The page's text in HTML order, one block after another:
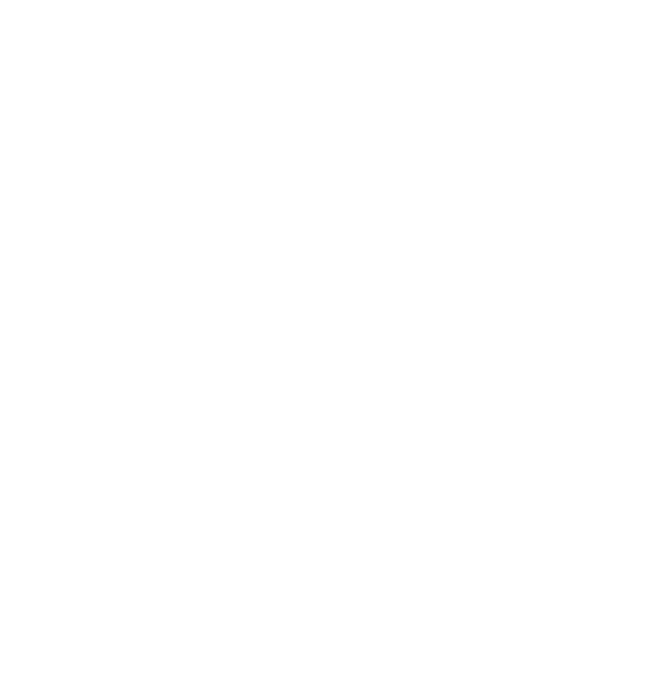
undangan pernikahan murah online 24 jam